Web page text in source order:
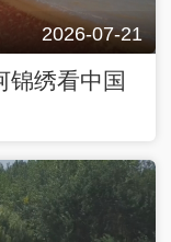
2026-07-21
锦绣看中国